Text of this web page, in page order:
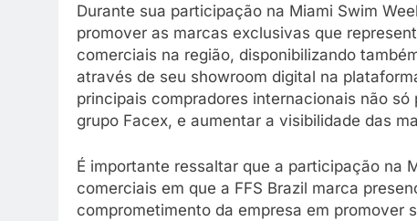
Durante sua participação na Miami Swim
promover as marcas exclusivas que
comerciais na região, disponibilizando
através de seu showroom digital na
principais compradores internacionais não
grupo Facex, e aumentar a visibilidade das
É importante ressaltar que a participação na
comerciais em que a FFS Brazil marca
comprometimento da empresa em promover